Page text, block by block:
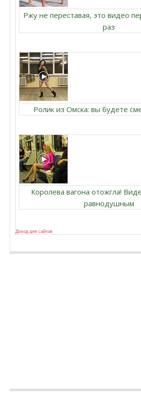
Ржу не переставая, это видео
раз
Ролик из Омска: вы будете
Королева вагона отожгла!
равнодушным
Доход для сайтов